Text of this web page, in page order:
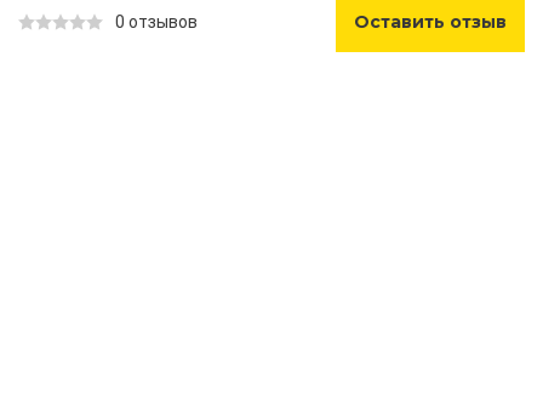
0 отзывов Оставить отзыв